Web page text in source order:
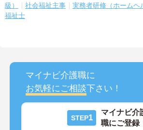
級）
社会福祉主事 実務者研修（ホームヘ
福祉士
マイナビ介護職に
お気軽にご相談下さい！
STEP1
マイナビ介
職にご登録